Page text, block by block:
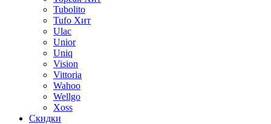
Tubolito
Tufo Хит
Ulac
Unior
Uniq
Vision
Vittoria
Wahoo
Wellgo
Xoss
Скидки